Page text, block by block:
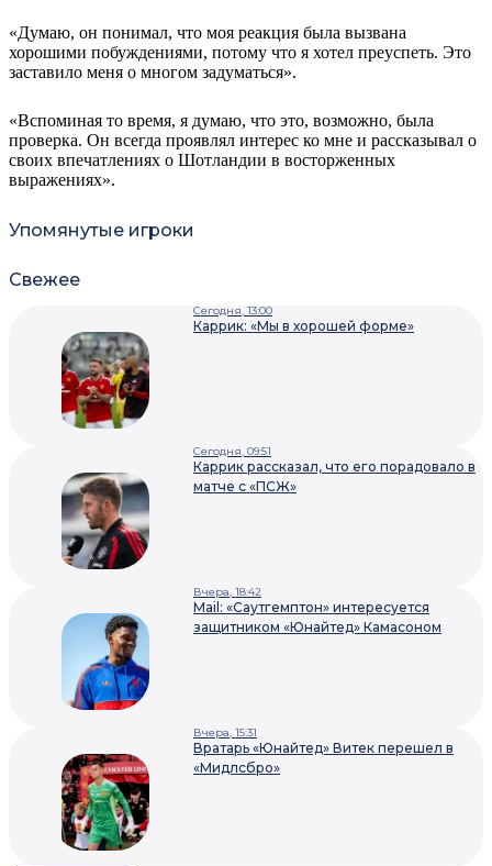
«Думаю, он понимал, что моя реакция была вызвана
хорошими побуждениями, потому что я хотел преуспеть. Это
заставило меня о многом задуматься».
«Вспоминая то время, я думаю, что это, возможно, была
проверка. Он всегда проявлял интерес ко мне и рассказывал о
своих впечатлениях о Шотландии в восторженных
выражениях».
Упомянутые игроки
Свежее
Сегодня, 13:00
Каррик: «Мы в хорошей форме»
Сегодня, 09:51
Каррик рассказал, что его порадовало в
матче с «ПСЖ»
Вчера, 18:42
Mail: «Саутгемптон» интересуется
защитником «Юнайтед» Камасоном
Вчера, 15:31
Вратарь «Юнайтед» Витек перешел в
«Мидлсбро»